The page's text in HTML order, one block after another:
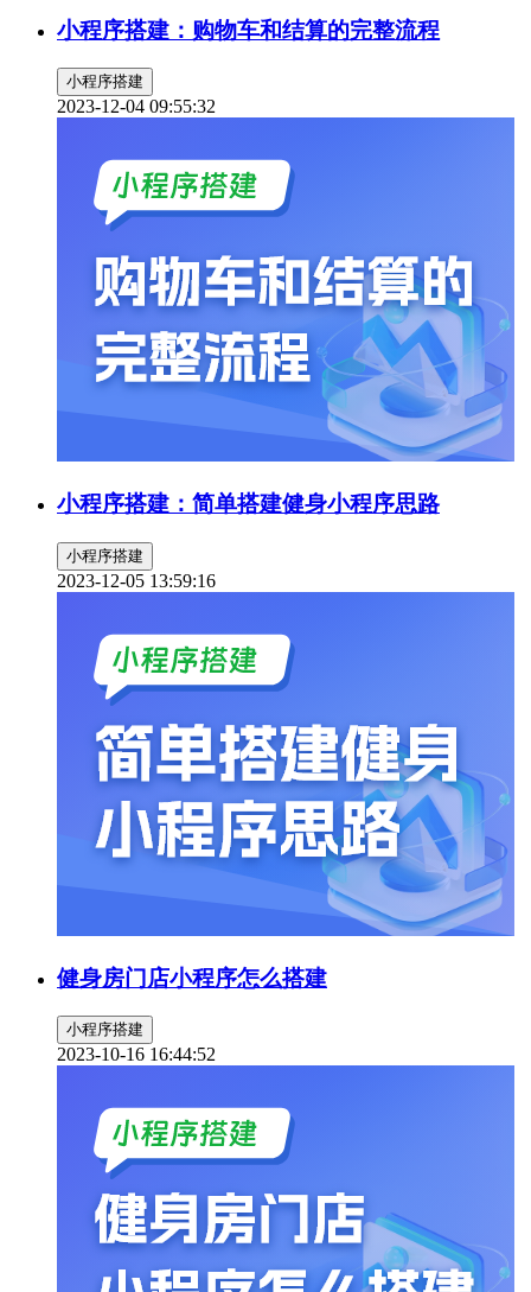
小程序搭建：购物车和结算的完整流程
小程序搭建
2023-12-04 09:55:32
小程序搭建：简单搭建健身小程序思路
小程序搭建
2023-12-05 13:59:16
健身房门店小程序怎么搭建
小程序搭建
2023-10-16 16:44:52